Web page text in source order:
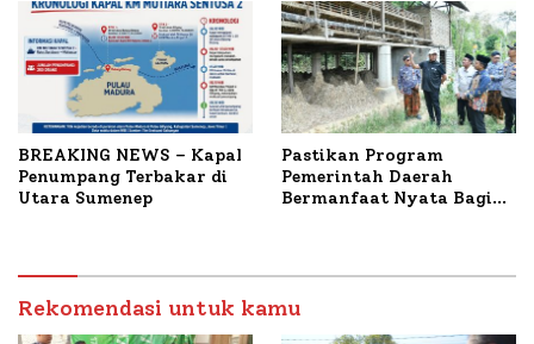
BREAKING NEWS – Kapal
Penumpang Terbakar di
Utara Sumenep
Pastikan Program
Pemerintah Daerah
Bermanfaat Nyata Bagi
Petelur di Desa Bataal
Timur
Rekomendasi untuk kamu